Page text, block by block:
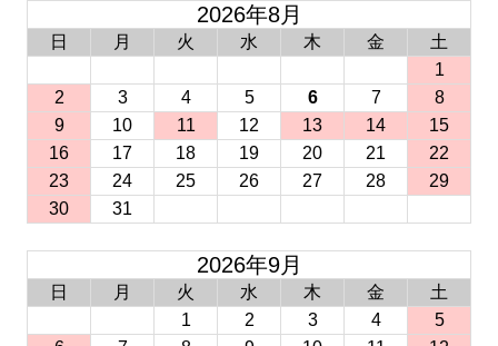
2026年8月
日 月 火 水 木 金
土
1
2
3 4 5 6 7
8
9
10 11 12 13 14
15
16
17 18 19 20 21
22
23
24 25 26 27 28
29
30
31
2026年9月
日 月 火 水 木 金
土
1
2 3 4
5